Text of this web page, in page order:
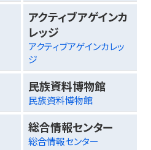
アクティブアゲインカ
レッジ
アクティブアゲインカレッ
ジ
民族資料博物館
民族資料博物館
総合情報センター
総合情報センター